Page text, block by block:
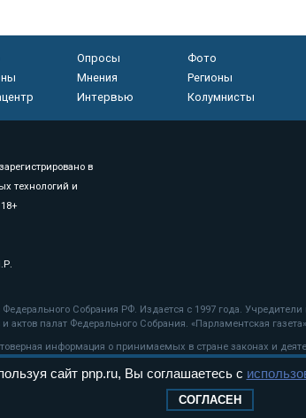
Опросы
Фото
Мнения
Регионы
Интервью Колумнисты
в
технологий и
Собрания РФ. Издается с 1997 года.
палат Федерального Собрания. «Парламентская
информация о принимаемых в стране законах и
сайт pnp.ru, Вы соглашаетесь с
СОГЛАСЕН